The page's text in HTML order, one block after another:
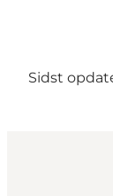
Sidst